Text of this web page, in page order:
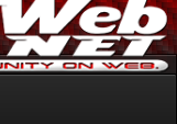
อโทร. 081-811-1138